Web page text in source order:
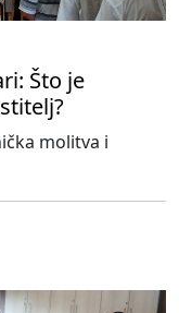
Što je
molitva i